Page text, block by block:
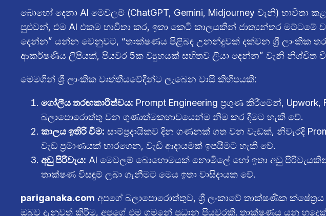
බොහෝ දෙනා AI මෙවලම් (ChatGPT, Gemini, Midjourney වැනි)
පුළුවන්, එම AI එකම භාවිතා කර, ඉතා කෙටි කාලයකින් ජාත්‍යන්තර
දෙන්න” යන්න වෙනුවට, “තාක්ෂණය පිළිබඳ උනන්දුවක් දක්වන ශ්‍රී ලාංකික
ආකර්ෂණීය ලිපියක්, පියවර 5ක ව්‍යුහයක් සහිතව ලියා දෙන්න” වැනි නිශ්චිත
මෙමගින් ශ්‍රී ලාංකික වෘත්තීයවේදීන්ට ලැබෙන වාසි කිහිපයකි:
ගෝලීය තරඟකාරීත්වය: Prompt Engineering ප්‍රගුණ කිරීමෙන්,
බලාපොරොත්තු වන ගුණාත්මකභාවයෙන්ම නිම කර දීමට හැකි වේ.
කාලය ඉතිරි වීම: සාම්ප්‍රදායිකව දින ගණනක් ගත වන වැඩක්, නිවැරදි
වැඩ ප්‍රමාණයක් භාරගෙන, වැඩි ආදායමක් ඉපයීමට හැකි වේ.
අඩු පිරිවැය: AI මෙවලම් බොහොමයක් නොමිලේ හෝ ඉතා අඩු පිරිවැයකින්
තාක්ෂණ විසඳුම් ලබා ගැනීමට මෙය ඉතා වාසිදායක වේ.
pariganaka.com අපගේ බලාපොරොත්තුව, ශ්‍රී ලංකාවේ තාක්ෂණික
ඔබව දැනුවත් කිරීම, අපගේ එම ගමනේ ප්‍රධාන පියවරකි. තාක්ෂණය යනු